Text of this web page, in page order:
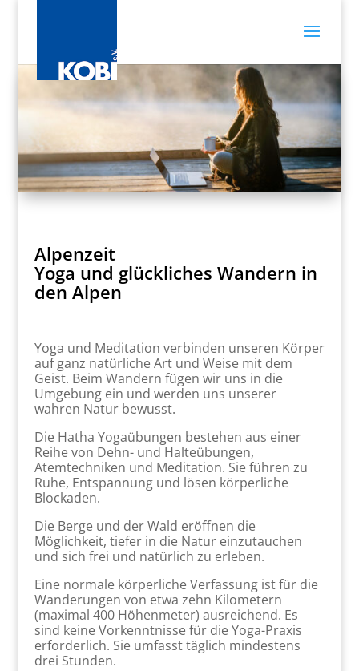
Alpenzeit
Yoga und glückliches Wandern in
den Alpen
Yoga und Meditation verbinden unseren Körper
auf ganz natürliche Art und Weise mit dem
Geist. Beim Wandern fügen wir uns in die
Umgebung ein und werden uns unserer
wahren Natur bewusst.
Die Hatha Yogaübungen bestehen aus einer
Reihe von Dehn- und Halteübungen,
Atemtechniken und Meditation. Sie führen zu
Ruhe, Entspannung und lösen körperliche
Blockaden.
Die Berge und der Wald eröffnen die
Möglichkeit, tiefer in die Natur einzutauchen
und sich frei und natürlich zu erleben.
Eine normale körperliche Verfassung ist für die
Wanderungen von etwa zehn Kilometern
(maximal 400 Höhenmeter) ausreichend. Es
sind keine Vorkenntnisse für die Yoga-Praxis
erforderlich. Sie umfasst täglich mindestens
drei Stunden.